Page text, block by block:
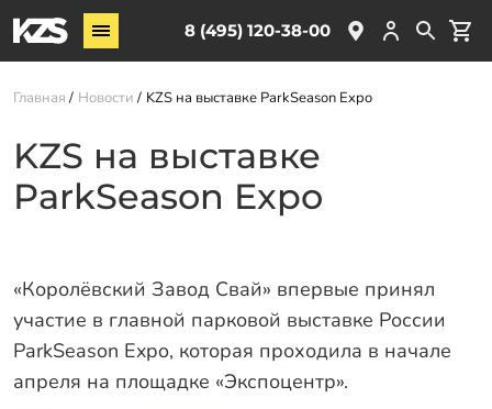
8 (495) 120-38-00
Винтовые сваи
ЖБ сваи
Обвязка свай
Комплектующие
Услуги
Акции
Новости
Партнёрам
Контакты
Главная Новости KZS на выставке ParkSeason Expo
KZS на выставке
ParkSeason Expo
«Королёвский Завод Свай» впервые принял
участие в главной парковой выставке России
ParkSeason Expo, которая проходила в начале
апреля на площадке «Экспоцентр».